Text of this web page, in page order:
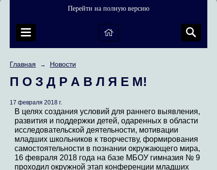
Перейти на полную версию
Главная → Новости
П О З Д Р А В Л Я Е М!
17 февраля 2018 г.
В целях создания условий для раннего выявления,
развития и поддержки детей, одаренных в области
исследовательской деятельности, мотивации
младших школьников к творчеству, формирования
самостоятельности в познании окружающего мира,
16 февраля 2018 года на базе МБОУ гимназия № 9
проходил окружной этап конференции младших